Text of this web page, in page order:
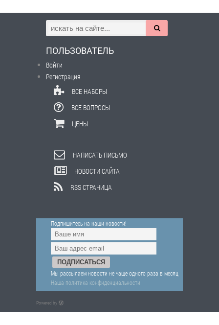
ПОЛЬЗОВАТЕЛЬ
Войти
Регистрация
ВСЕ НАБОРЫ
ВСЕ ВОПРОСЫ
ЦЕНЫ
НАПИСАТЬ ПИСЬМО
НОВОСТИ САЙТА
RSS СТРАНИЦА
Подпишитесь на наши новости!
Мы рассылаем новости не чаще одного раза в месяц
Наша политика конфиденциальности
Powered by